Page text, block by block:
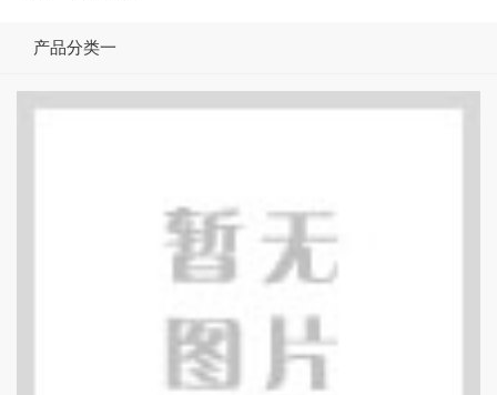
产品分类一